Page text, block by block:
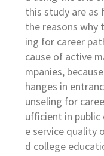
this study are as
the reasons why
ing for career
cause of active
mpanies,
hanges in
unseling for
ufficient in
e service quality
d college